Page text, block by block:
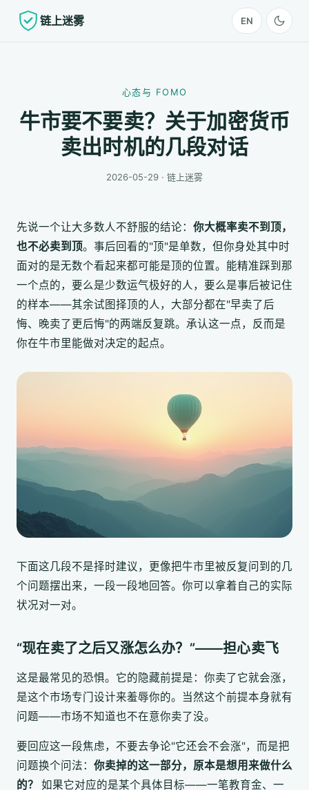
链上迷雾 EN
心态与 FOMO
牛市要不要卖？关于加密货币
卖出时机的几段对话
2026-05-29 · 链上迷雾
先说一个让大多数人不舒服的结论： 你大概率卖不到顶，
也不必卖到顶。事后回看的"顶"是单数，但你身处其中时
面对的是无数个看起来都可能是顶的位置。能精准踩到那
一个点的，要么是少数运气极好的人，要么是事后被记住
的样本——其余试图择顶的人，大部分都在"早卖了后
悔、晚卖了更后悔"的两端反复跳。承认这一点，反而是
你在牛市里能做对决定的起点。
下面这几段不是择时建议，更像把牛市里被反复问到的几
个问题摆出来，一段一段地回答。你可以拿着自己的实际
状况对一对。
“现在卖了之后又涨怎么办？”——担心卖飞
这是最常见的恐惧。它的隐藏前提是：你卖了它就会涨，
是这个市场专门设计来羞辱你的。当然这个前提本身就有
问题——市场不知道也不在意你卖了没。
要回应这一段焦虑，不要去争论"它还会不会涨"，而是把
问题换个问法： 你卖掉的这一部分，原本是想用来做什么
的？
如果它对应的是某个具体目标——一笔教育金、一